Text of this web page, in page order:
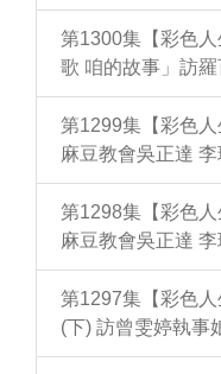
第1300集【彩色
歌 咱的故事」訪
第1299集【彩色
麻豆教會吳正達
第1298集【彩色
麻豆教會吳正達
第1297集【彩色
(下) 訪曾雯婷執事